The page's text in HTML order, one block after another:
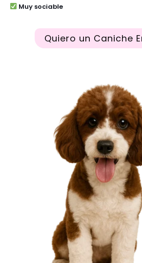
Muy sociable
Quiero un Caniche